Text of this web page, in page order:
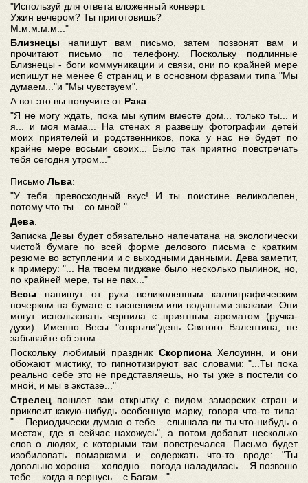
"Используй для ответа вложенный конверт.
Ужин вечером? Ты приготовишь?
М.м.м.м.м..."
Близнецы напишут вам письмо, затем позвонят вам и
прочитают письмо по телефону. Поскольку подлинные
Близнецы - боги коммуникации и связи, они по крайней мере
испишут не менее 6 страниц и в основном фразами типа "Мы
думаем..."и "Мы чувствуем".
А вот это вы получите от Рака:
"Я не могу ждать, пока мы купим вместе дом... только ты... и
я... и моя мама... На стенах я развешу фотографии детей
моих приятелей и родственников, пока у нас не будет по
крайне мере восьми своих... Было так приятно повстречать
тебя сегодня утром..."
Письмо Льва:
"У тебя превосходный вкус! И ты поистине великолепен,
потому что ты... со мной."
Дева
Записка Девы будет обязательно напечатана на экологически
чистой бумаге по всей форме делового письма с кратким
резюме во вступлении и с выходными данными. Дева заметит,
к примеру: "... На твоем пиджаке было несколько пылинок, но,
по крайней мере, ты не пах..."
Весы напишут от руки великолепным каллиграфическим
почерком на бумаге с тиснением или водяными знаками. Они
могут использовать чернила с приятным ароматом (ручка-
духи). Именно Весы "открыли"день Святого Валентина, не
забывайте об этом.
Поскольку любимый праздник СкорпионаХелоуинн, и они
обожают мистику, то гипнотизируют вас словами: "...Ты пока
реально себе это не представляешь, но ты уже в постели со
мной, и мы в экстазе..."
Стрелец пошлет вам открытку с видом заморских стран и
приклеит какую-нибудь особенную марку, говоря что-то типа:
"... Периодически думаю о тебе... слышала ли ты что-нибудь о
местах, где я сейчас нахожусь", а потом добавит несколько
слов о людях, с которыми там повстречался. Письмо будет
изобиловать помарками и содержать что-то вроде: "Ты
довольно хороша... холодно... погода наладилась... Я позвоню
тебе... когда я вернусь... с Багам..."